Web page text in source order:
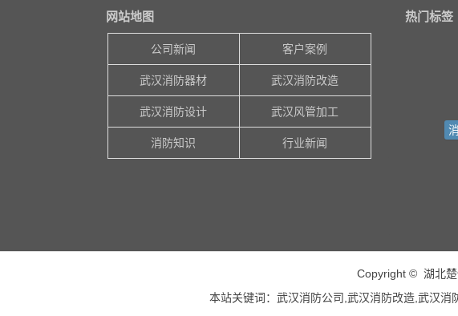
网站地图
公司新闻 客户案例
武汉消防器材 武汉消防改造
武汉消防设计 武汉风管加工
消防知识 行业新闻
热门标签
Copyright © 湖北楚
本站关键词：武汉消防公司,武汉消防改造,武汉